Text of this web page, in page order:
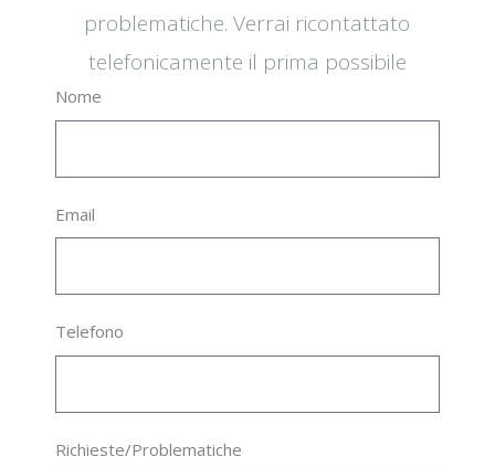
problematiche. Verrai ricontattato
telefonicamente il prima possibile
Nome
Email
Telefono
Richieste/Problematiche